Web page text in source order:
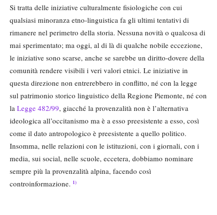
Si tratta delle iniziative culturalmente fisiologiche con cui
qualsiasi minoranza etno-linguistica fa gli ultimi tentativi di
rimanere nel perimetro della storia. Nessuna novità o qualcosa di
mai sperimentato; ma oggi, al di là di qualche nobile eccezione,
le iniziative sono scarse, anche se sarebbe un diritto-dovere della
comunità rendere visibili i veri valori etnici. Le iniziative in
questa direzione non entrerebbero in conflitto, né con la legge
sul patrimonio storico linguistico della Regione Piemonte, né con
la Legge 482/99, giacché la provenzalità non è l’alternativa
ideologica all’occitanismo ma è a esso preesistente a esso, così
come il dato antropologico è preesistente a quello politico.
Insomma, nelle relazioni con le istituzioni, con i giornali, con i
media, sui social, nelle scuole, eccetera, dobbiamo nominare
sempre più la provenzalità alpina, facendo così
controinformazione. 1)